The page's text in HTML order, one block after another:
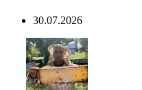
30.07.2026